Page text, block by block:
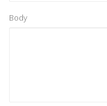
Body